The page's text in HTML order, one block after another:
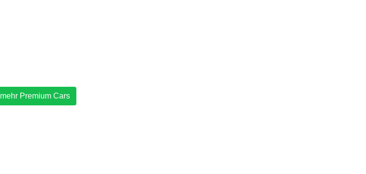
mehr Premium Cars